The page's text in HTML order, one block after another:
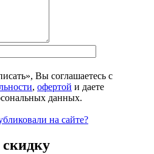
Вы соглашаетесь с
, офертой и даете
данных.
на сайте?